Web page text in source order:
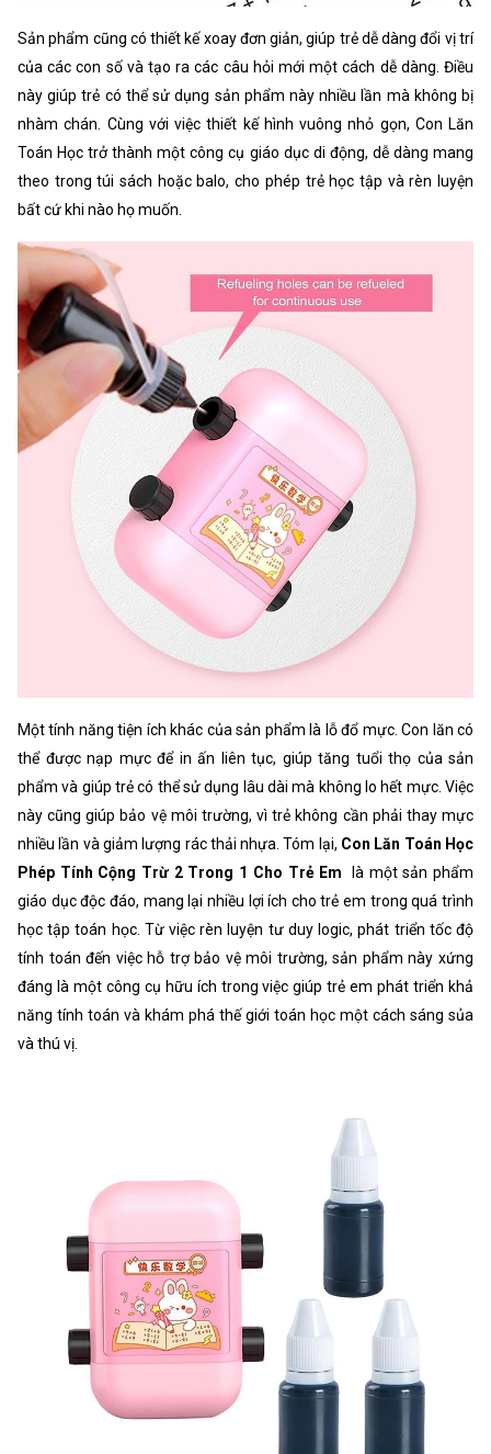
Sản phẩm cũng có thiết kế xoay đơn giản, giúp trẻ dễ dàng đổi vị trí
của các con số và tạo ra các câu hỏi mới một cách dễ dàng. Điều
này giúp trẻ có thể sử dụng sản phẩm này nhiều lần mà không bị
nhàm chán. Cùng với việc thiết kế hình vuông nhỏ gọn, Con Lăn
Toán Học trở thành một công cụ giáo dục di động, dễ dàng mang
theo trong túi sách hoặc balo, cho phép trẻ học tập và rèn luyện
bất cứ khi nào họ muốn.
Một tính năng tiện ích khác của sản phẩm là lỗ đổ mực. Con lăn có
thể được nạp mực để in ấn liên tục, giúp tăng tuổi thọ của sản
phẩm và giúp trẻ có thể sử dụng lâu dài mà không lo hết mực. Việc
này cũng giúp bảo vệ môi trường, vì trẻ không cần phải thay mực
nhiều lần và giảm lượng rác thải nhựa. Tóm lại, Con Lăn Toán Học
Phép Tính Cộng Trừ 2 Trong 1 Cho Trẻ Em
là một sản phẩm
giáo dục độc đáo, mang lại nhiều lợi ích cho trẻ em trong quá trình
học tập toán học. Từ việc rèn luyện tư duy logic, phát triển tốc độ
tính toán đến việc hỗ trợ bảo vệ môi trường, sản phẩm này xứng
đáng là một công cụ hữu ích trong việc giúp trẻ em phát triển khả
năng tính toán và khám phá thế giới toán học một cách sáng sủa
và thú vị.